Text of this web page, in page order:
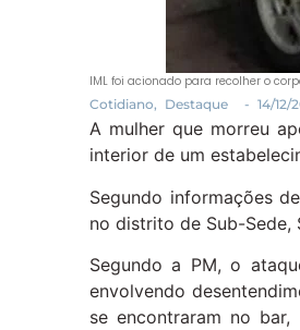
IML foi acionado para recolher o
Cotidiano, Destaque - 14/12/
A mulher que morreu
interior de um
Segundo informações
no distrito de Sub-Sede,
Segundo a PM, o
envolvendo
se encontraram no